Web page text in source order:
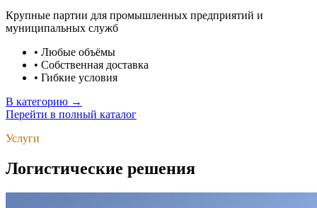
Крупные партии для промышленных предприятий и
муниципальных служб
• Любые объёмы
• Собственная доставка
• Гибкие условия
В категорию →
Перейти в полный каталог
Услуги
Логистические решения